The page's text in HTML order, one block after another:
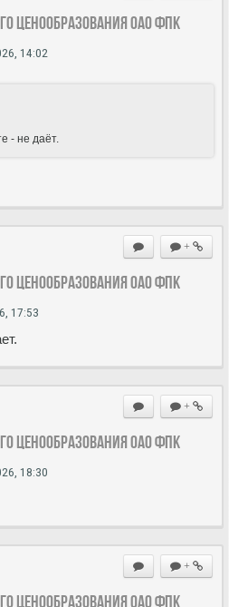
ценообразования ОАО ФПК
14:02
- не даёт.
+
ценообразования ОАО ФПК
17:53
+
ценообразования ОАО ФПК
18:30
+
ценообразования ОАО ФПК